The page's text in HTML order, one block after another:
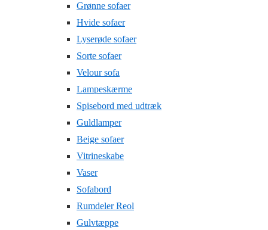
Grønne sofaer
Hvide sofaer
Lyserøde sofaer
Sorte sofaer
Velour sofa
Lampeskærme
Spisebord med udtræk
Guldlamper
Beige sofaer
Vitrineskabe
Vaser
Sofabord
Rumdeler Reol
Gulvtæppe